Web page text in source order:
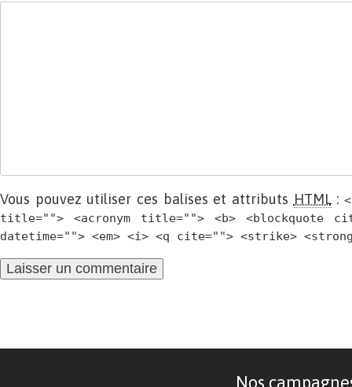
Vous pouvez utiliser ces balises et attributs HTML:
title=""> <acronym title=""> <b> <blockquote
datetime=""> <em> <i> <q cite=""> <strike>
Nos